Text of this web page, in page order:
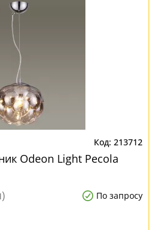
213712
Odeon Light Pecola
По запросу